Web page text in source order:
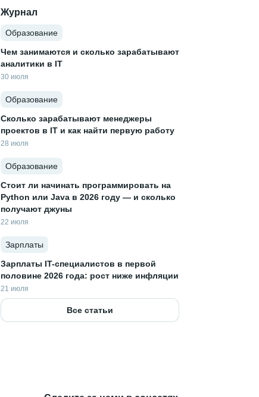
Журнал
Образование
Чем занимаются и сколько зарабатывают
аналитики в IT
30 июля
Образование
Сколько зарабатывают менеджеры
проектов в IT и как найти первую работу
28 июля
Образование
Стоит ли начинать программировать на
Python или Java в 2026 году — и сколько
получают джуны
22 июля
Зарплаты
Зарплаты IT-специалистов в первой
половине 2026 года: рост ниже инфляции
21 июля
Все статьи